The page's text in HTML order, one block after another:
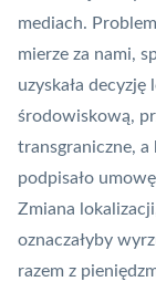
mediach.
mierze za nami,
uzyskała
środowiskową,
transgraniczne, a
podpisało
Zmiana
oznaczałyby
razem z